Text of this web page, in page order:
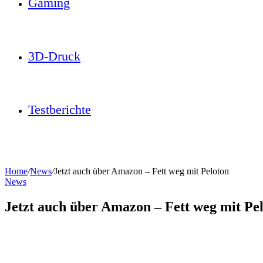
3D-Druck
Testberichte
Home/News/Jetzt auch über Amazon – Fett weg mit Peloton
News
Jetzt auch über Amazon – Fett weg mit